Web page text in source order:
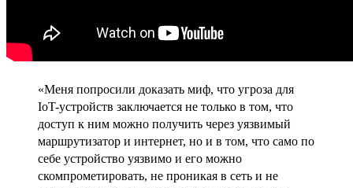
«Меня попросили доказать миф, что угроза для
IoT-устройств заключается не только в том, что
доступ к ним можно получить через уязвимый
маршрутизатор и интернет, но и в том, что само по
себе устройство уязвимо и его можно
скомпрометировать, не проникая в сеть и не